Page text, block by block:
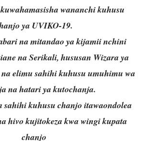
wananchi kuhusu
ya UVIKO-19.
na mitandao ya kijamii nchini
na Serikali, hususan Wizara ya
elimu sahihi kuhusu umuhimu wa
na hatari ya kutochanja.
kuhusu chanjo itawaondolea
hivo kujitokeza kwa wingi kupata
chanjo